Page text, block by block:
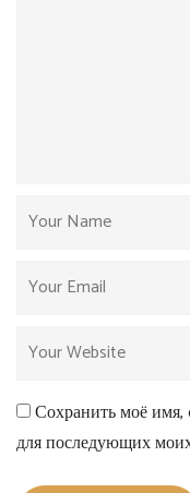
Сохранить моё имя,
для последующих